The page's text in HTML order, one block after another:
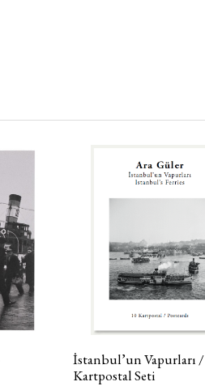
İstanbul’un Vapurları /
Kartpostal Seti